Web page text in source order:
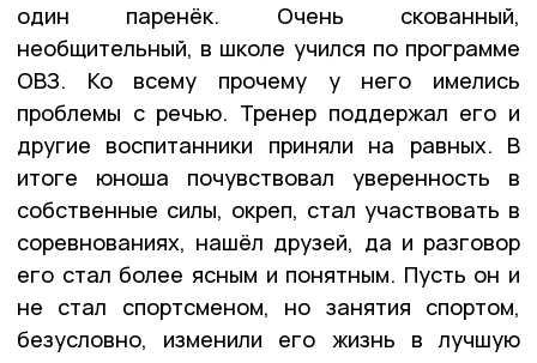
один паренёк. Очень скованный,
необщительный, в школе учился по программе
ОВЗ. Ко всему прочему у него имелись
проблемы с речью. Тренер поддержал его и
другие воспитанники приняли на равных. В
итоге юноша почувствовал уверенность в
собственные силы, окреп, стал участвовать в
соревнованиях, нашёл друзей, да и разговор
его стал более ясным и понятным. Пусть он и
не стал спортсменом, но занятия спортом,
безусловно, изменили его жизнь в лучшую